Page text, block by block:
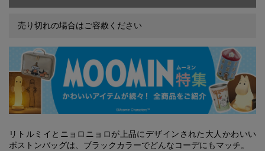
売り切れの場合はご容赦ください
リトルミイとニョロニョロが上品にデザインされた大人かわいい
ボストンバッグは、ブラックカラーでどんなコーデにもマッチ。